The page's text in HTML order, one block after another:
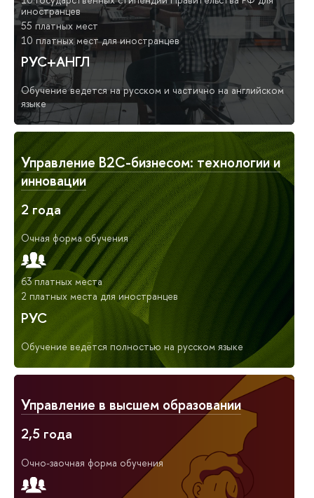
иностранцев
55 платных мест
10 платных мест для иностранцев
РУС+АНГЛ
Обучение ведется на русском и частично на английском
языке
Управление B2C-бизнесом: технологии и
инновации
2 года
Очная форма обучения
63 платных места
2 платных места для иностранцев
РУС
Обучение ведётся полностью на русском языке
Управление в высшем образовании
2,5 года
Очно-заочная форма обучения